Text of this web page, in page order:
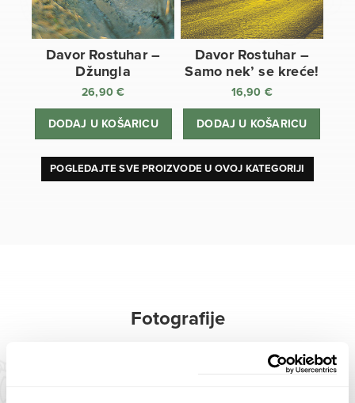
Davor Rostuhar –
Džungla
26,90€
DODAJ U KOŠARICU
Davor Rostuhar –
Samo nek’ se kreće!
16,90 €
DODAJ U KOŠARICU
POGLEDAJTE SVE PROIZVODE U OVOJ KATEGORIJI
Fotografije